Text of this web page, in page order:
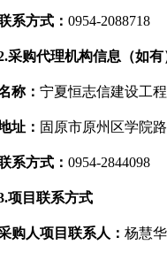
系方式： 0954-2088718
采购代理机构信息（如有
称： 宁夏恒志信建设工
址： 固原市原州区学院
系方式： 0954-2844098
项目联系方式
购人项目联系人： 杨慧华